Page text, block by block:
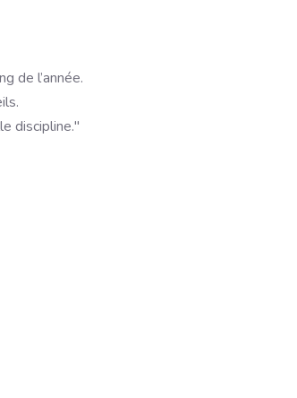
de l’année.
discipline."